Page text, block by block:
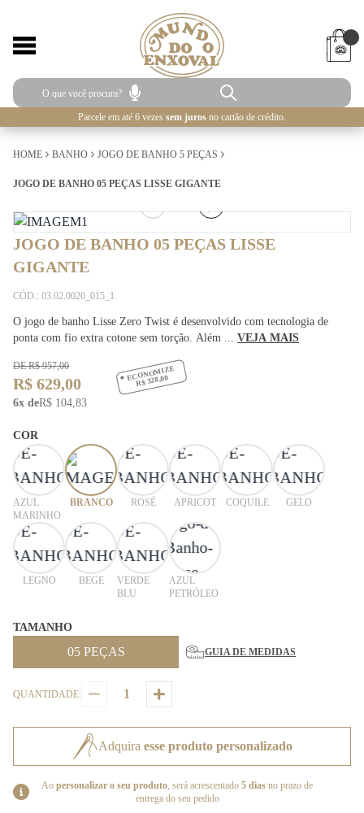
Parcele em até 6 vezes sem juros no cartão de crédito.
HOME BANHO JOGO DE BANHO 5 PEÇAS
JOGO DE BANHO 05 PEÇAS LISSE GIGANTE
JOGO DE BANHO 05 PEÇAS LISSE
GIGANTE
CÓD.: 03.02.0020_015_1
O jogo de banho Lisse Zero Twist é desenvolvido com tecnologia de
ponta com fio extra cotone sem torção. Além ... VEJA MAIS
DE R$ 957,00
R$ 629,00
6x deR$ 104,83
ECONOMIZE
R$ 328,00
COR
AZUL
MARINHO
BRANCO ROSÉ APRICOT COQUILE GELO
LEGNO BEGE
VERDE
BLU
AZUL
PETRÓLEO
TAMANHO
05 PEÇAS GUIA DE MEDIDAS
QUANTIDADE:
Adquira esse produto personalizado
Ao personalizar o seu produto, será acrescentado 5 dias no prazo de
entrega do seu pedido